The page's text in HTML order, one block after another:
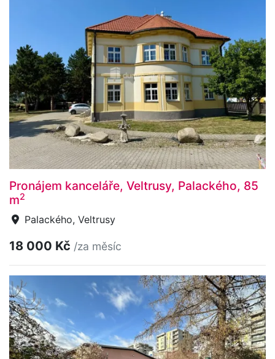
Pronájem kanceláře, Veltrusy, Palackého, 85
m2
Palackého, Veltrusy
18 000 Kč /za měsíc